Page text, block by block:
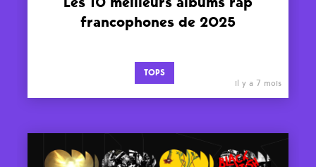
francophones de 2025
TOPS
il y a 7 mois